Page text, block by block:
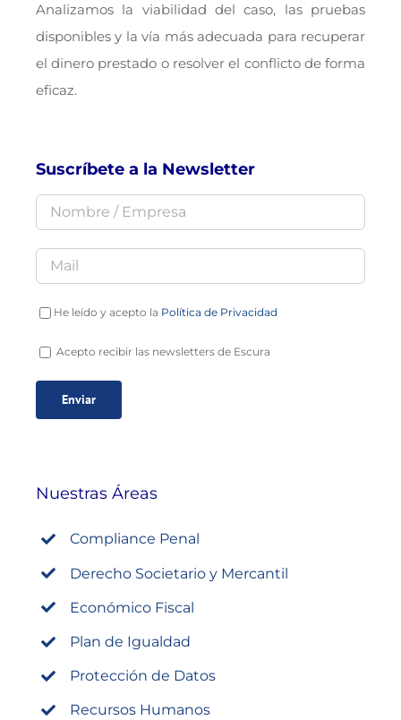
Analizamos la viabilidad del caso, las pruebas
disponibles y la vía más adecuada para recuperar
el dinero prestado o resolver el conflicto de forma
eficaz.
Suscríbete a la Newsletter
He leído y acepto la Política de Privacidad
Acepto recibir las newsletters de Escura
Nuestras Áreas
Compliance Penal
Derecho Societario y Mercantil
Económico Fiscal
Plan de Igualdad
Protección de Datos
Recursos Humanos